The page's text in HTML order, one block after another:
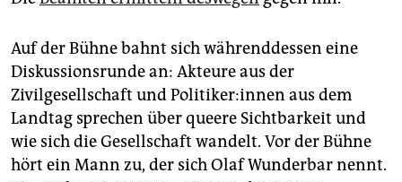
Auf der Bühne bahnt sich währenddessen eine
Diskussionsrunde an: Akteure aus der
Zivilgesellschaft und Po­li­ti­ke­r:in­nen aus dem
Landtag sprechen über queere Sichtbarkeit und
wie sich die Gesellschaft wandelt. Vor der Bühne
hört ein Mann zu, der sich Olaf Wunderbar nennt.